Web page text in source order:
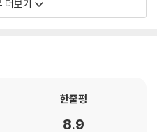
터 문화 훈장을 수여받으면서 국민
이치로
더보기
한줄평
8.9